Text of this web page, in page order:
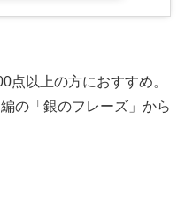
点以上の方におすすめ。
の「銀のフレーズ」から